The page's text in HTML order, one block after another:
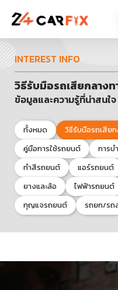
INTEREST INFO
วิธีรับมือรถเสียกลางท
ข้อมูลและความรู้ที่น่าสนใจ
ทั้งหมด วิธีรับมือรถเสีย
คู่มือการใช้รถยนต์
การบ
ทำสีรถยนต์
แอร์รถยนต์
ยางและล้อ
ไฟฟ้ารถยนต์
กุญแจรถยนต์
รถยก/รถ